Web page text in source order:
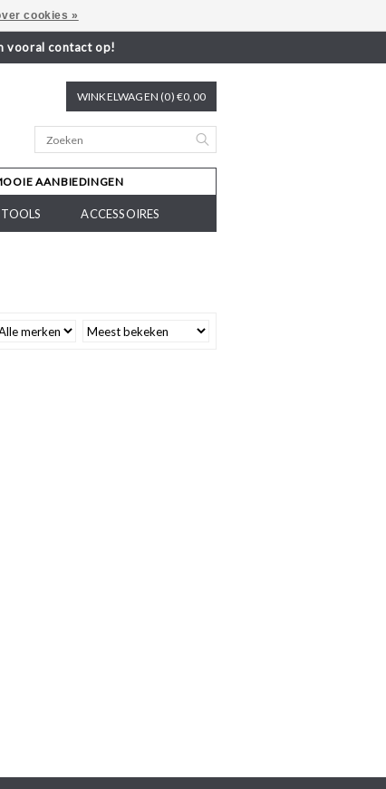
vooral contact op!
WINKELWAGEN (0) €0,00
AANBIEDINGEN
TOOLS ACCESSOIRES
cookies »